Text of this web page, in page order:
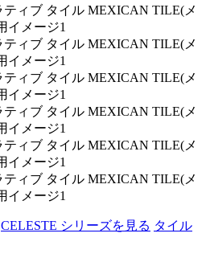
CELESTE シリーズを見る タイル